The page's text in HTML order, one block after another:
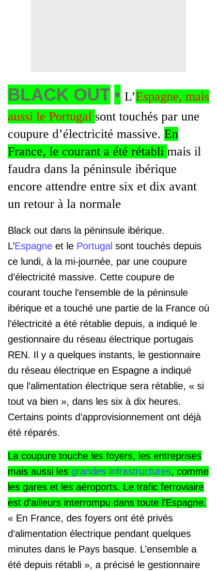
BLACK OUT • L’Espagne, mais
aussi le Portugal sont touchés par une
coupure d’électricité massive. En
France, le courant a été rétabli mais il
faudra dans la péninsule ibérique
encore attendre entre six et dix avant
un retour à la normale
Black out dans la péninsule ibérique.
L’Espagne et le Portugal sont touchés depuis
ce lundi, à la mi-journée, par une coupure
d’électricité massive. Cette coupure de
courant touche l’ensemble de la péninsule
ibérique et a touché une partie de la France où
l’électricité a été rétablie depuis, a indiqué le
gestionnaire du réseau électrique portugais
REN. Il y a quelques instants, le gestionnaire
du réseau électrique en Espagne a indiqué
que l’alimentation électrique sera rétablie, « si
tout va bien », dans les six à dix heures.
Certains points d’approvisionnement ont déjà
été réparés.
La coupure touche les foyers, les entreprises
mais aussi les grandes infrastructures, comme
les gares et les aéroports. Le trafic ferroviaire
est d’ailleurs interrompu dans toute l’Espagne.
« En France, des foyers ont été privés
d’alimentation électrique pendant quelques
minutes dans le Pays basque. L’ensemble a
été depuis rétabli », a précisé le gestionnaire